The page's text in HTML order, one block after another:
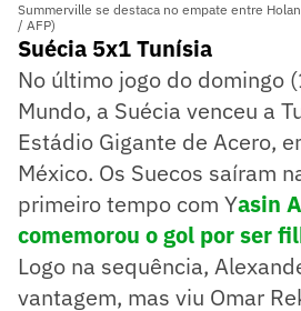
Summerville se destaca no empate entre
/ AFP)
Suécia 5x1 Tunísia
No último jogo do domingo
Mundo, a Suécia venceu a
Estádio Gigante de Acero,
México. Os Suecos saíram
primeiro tempo com Yasin
comemorou o gol por ser
Logo na sequência,
vantagem, mas viu Omar